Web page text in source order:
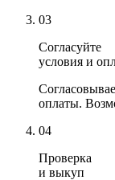
03
Согласуйте
условия и
оплаты.
04
Проверка
и выкуп